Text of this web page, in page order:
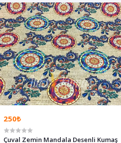
250₺
Çuval Zemin Mandala Desenli Kumaş